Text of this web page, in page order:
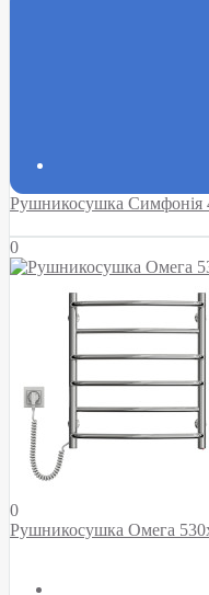
Рушникосушка Симфонія
0
0
Рушникосушка Омега